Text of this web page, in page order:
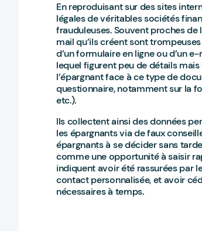
En reproduisant sur des sites
légales de véritables sociétés
frauduleuses. Souvent proches de
mail qu’ils créent sont
d’un formulaire en ligne ou d’un
lequel figurent peu de détails
l’épargnant face à ce type de
questionnaire, notamment sur la
etc.).
Ils collectent ainsi des données
les épargnants via de faux
épargnants à se décider sans
comme une opportunité à saisir
indiquent avoir été rassurées par
contact personnalisée, et avoir
nécessaires à temps.